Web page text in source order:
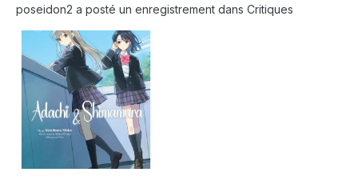
poseidon2 a posté un enregistrement dans Critiques